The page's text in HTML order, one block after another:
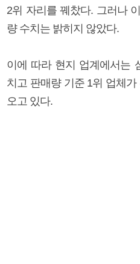
2위 자리를 꿰찼다. 그러나
량 수치는 밝히지 않았다.
이에 따라 현지 업계에서는
치고 판매량 기준 1위 업체
오고 있다.